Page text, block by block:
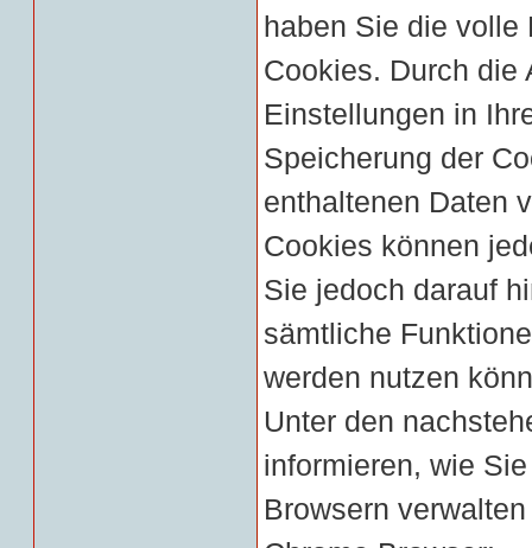
haben Sie die volle
Cookies. Durch die
Einstellungen in
Speicherung der
enthaltenen Daten
Cookies können
Sie jedoch darauf
sämtliche
werden nutzen
Unter den
informieren, wie
Browsern